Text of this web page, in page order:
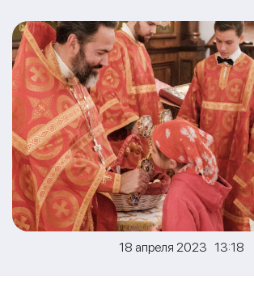
18 апреля 2023 13:18